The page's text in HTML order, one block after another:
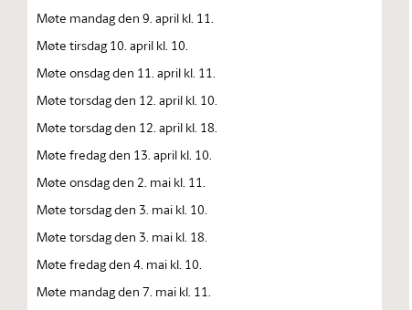
Møte mandag den 9. april kl. 11.
Møte tirsdag 10. april kl. 10.
Møte onsdag den 11. april kl. 11.
Møte torsdag den 12. april kl. 10.
Møte torsdag den 12. april kl. 18.
Møte fredag den 13. april kl. 10.
Møte onsdag den 2. mai kl. 11.
Møte torsdag den 3. mai kl. 10.
Møte torsdag den 3. mai kl. 18.
Møte fredag den 4. mai kl. 10.
Møte mandag den 7. mai kl. 11.